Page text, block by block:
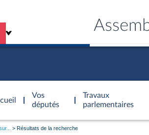
Vos
députés
Travaux
parlementaires
Résultats de la recherche